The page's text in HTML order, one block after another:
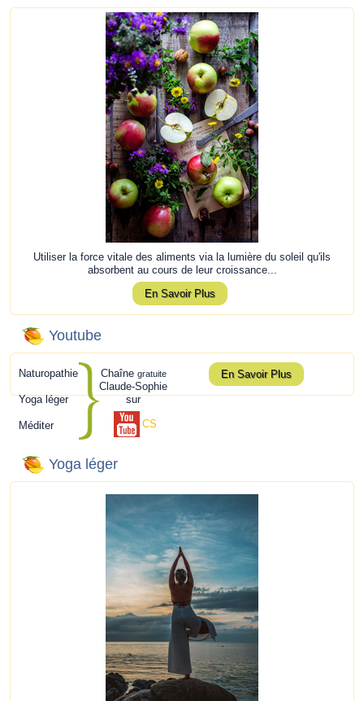
Utiliser la force vitale des aliments via la lumière du soleil qu'ils
absorbent au cours de leur croissance...
En Savoir Plus
Youtube
Naturopathie
Yoga léger
Méditer
Chaîne gratuite
Claude-Sophie
sur
CS
En Savoir Plus
Yoga léger